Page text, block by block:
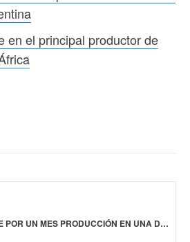
en el principal productor de
NESTLÉ SUSPENDE POR UN MES PRODUCCIÓN EN UNA DE SUS PLANTAS EN ARGENTINA